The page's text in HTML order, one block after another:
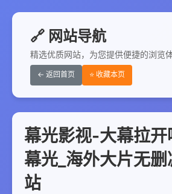
🔗 网站导航
精选优质网站，为您提供便捷的浏览
← 返回首页 ⭐ 收藏本页
幕光影视-大幕拉开
幕光_海外大片无
站